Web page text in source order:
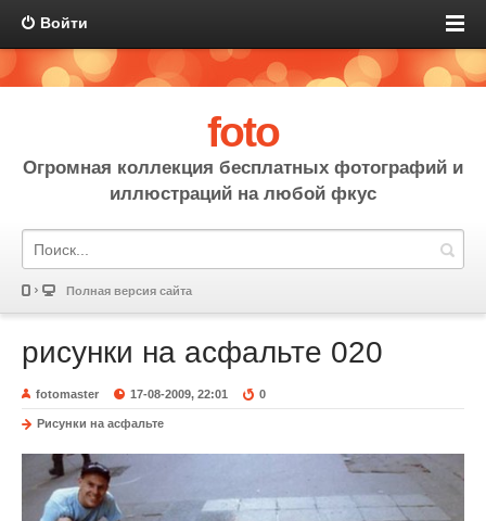
Войти
foto
Огромная коллекция бесплатных фотографий и
иллюстраций на любой фкус
Полная версия сайта
рисунки на асфальте 020
fotomaster 17-08-2009, 22:01 0
Рисунки на асфальте